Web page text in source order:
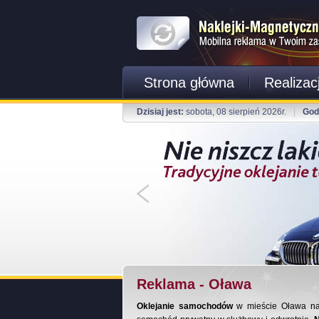
Strona główna
Dzisiaj jest: sobota, 08 sierpień 2026r.
Reklama - Oława
Oklejanie samochodóww mieście Oława